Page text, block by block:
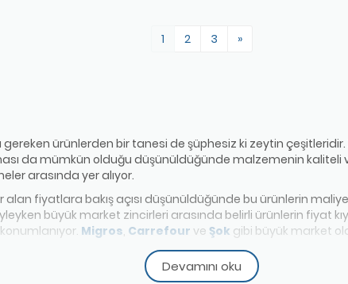
1 2 3 »
gereken ürünlerden bir tanesi de şüphesiz ki zeytin
da mümkün olduğu düşünüldüğünde malzemenin kaliteli
arasında yer alıyor.
alan fiyatlara bakış açısı düşünüldüğünde bu ürünlerin
büyük market zincirleri arasında belirli ürünlerin fiyat
Migros, Carrefour ve Şok gibi büyük market
müşterilere anlık ya da haftalık olarak duyurulsa
Devamını oku